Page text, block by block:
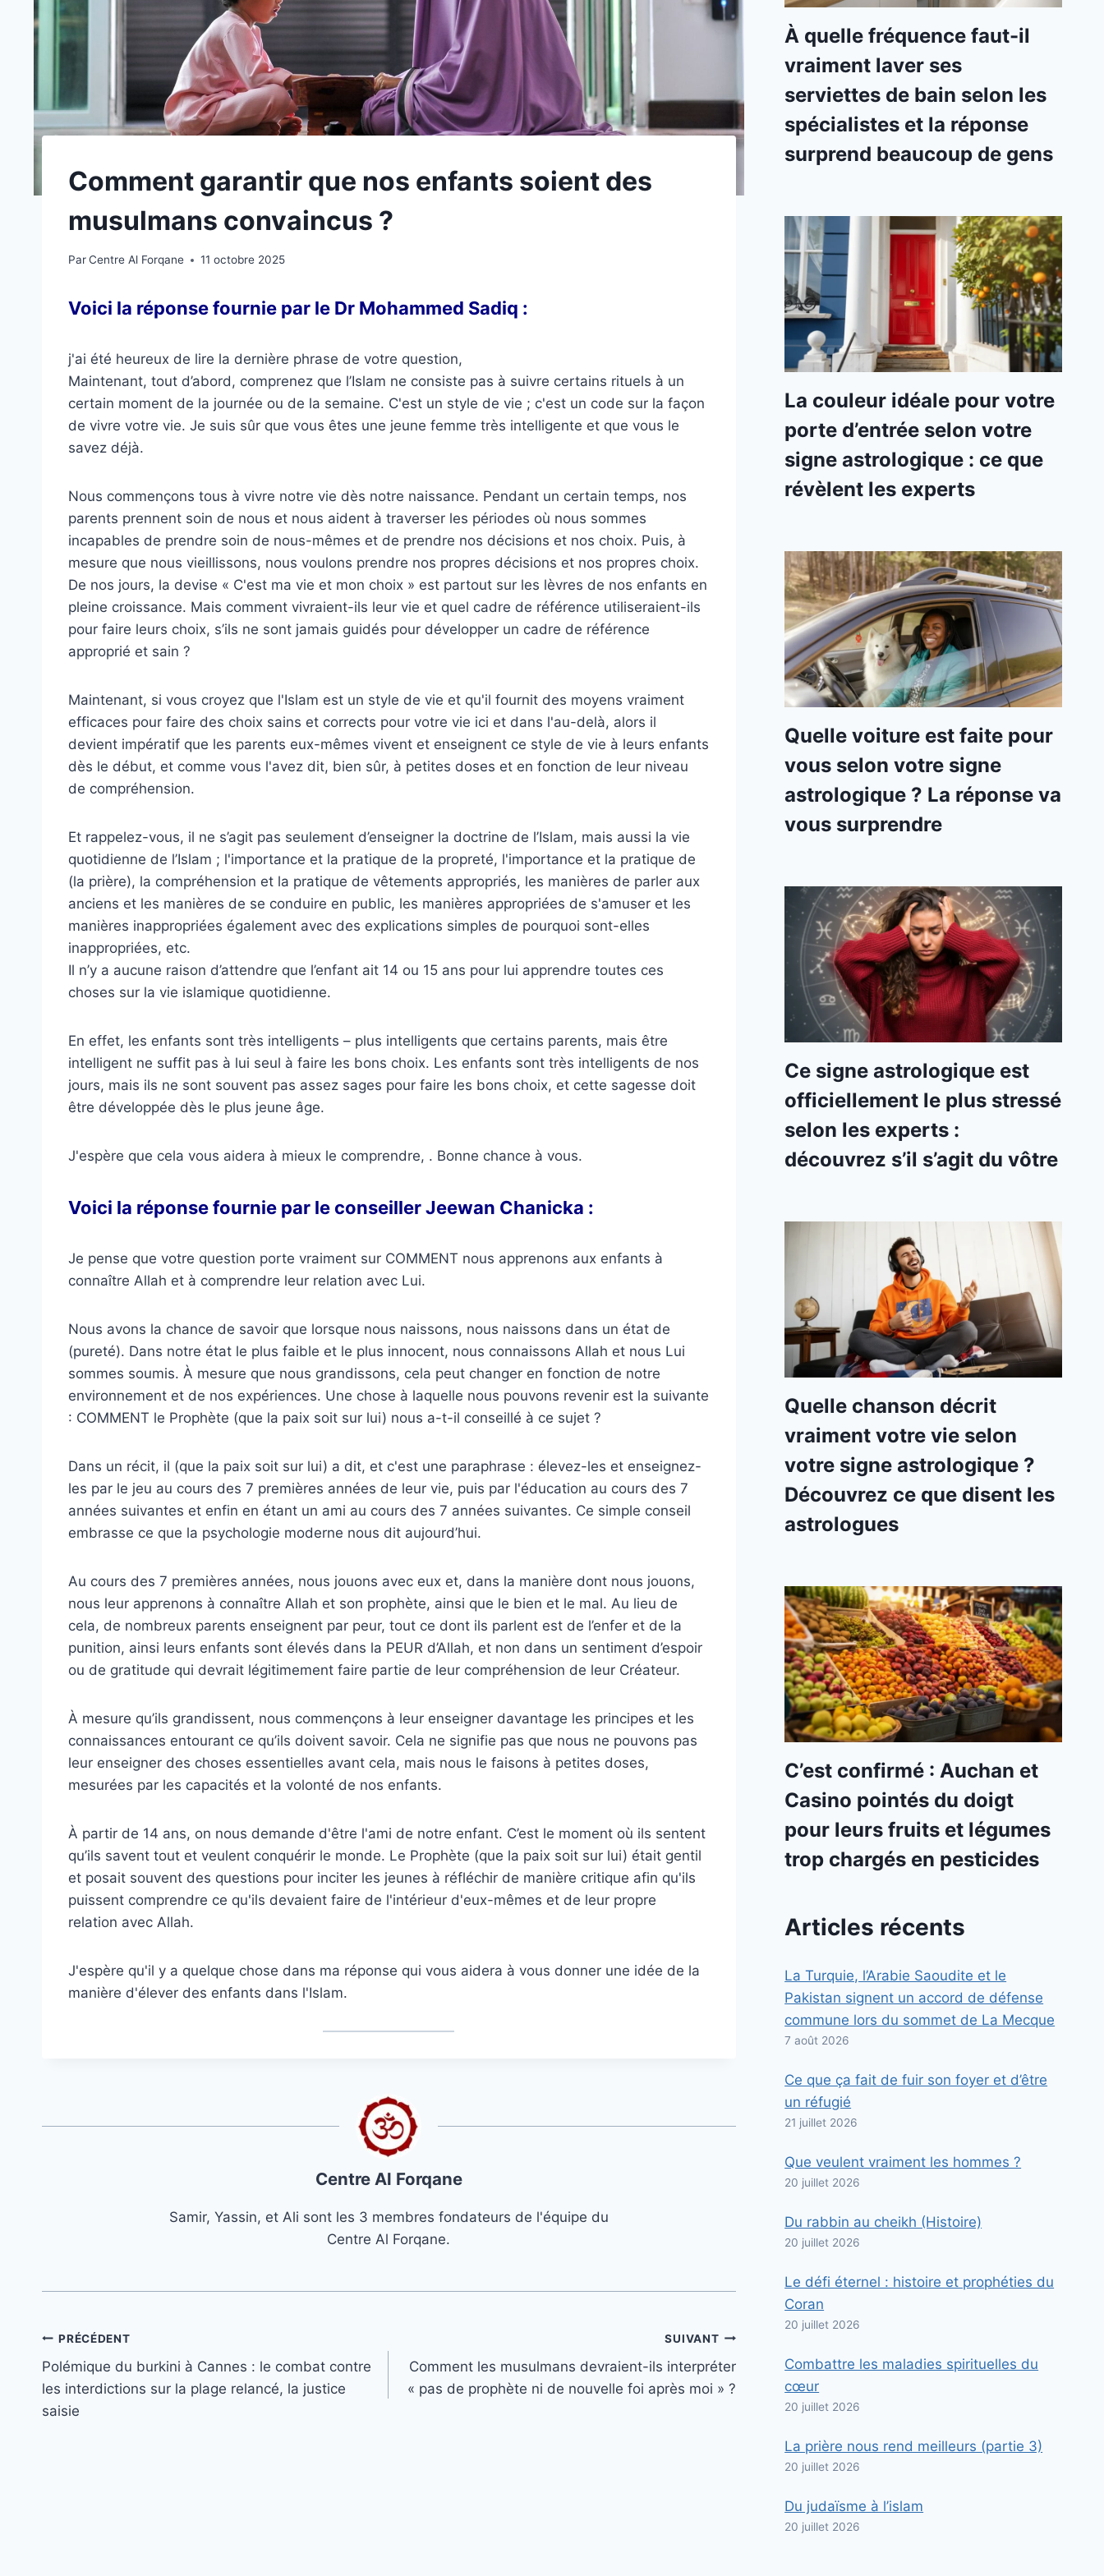
Comment garantir que nos enfants soient des
musulmans convaincus ?
ParCentre Al Forqane 11 octobre 2025
Voici la réponse fournie par le Dr Mohammed Sadiq :
j'ai été heureux de lire la dernière phrase de votre question,
Maintenant, tout d’abord, comprenez que l’Islam ne consiste pas à suivre certains rituels à un
certain moment de la journée ou de la semaine. C'est un style de vie ; c'est un code sur la façon
de vivre votre vie. Je suis sûr que vous êtes une jeune femme très intelligente et que vous le
savez déjà.
Nous commençons tous à vivre notre vie dès notre naissance. Pendant un certain temps, nos
parents prennent soin de nous et nous aident à traverser les périodes où nous sommes
incapables de prendre soin de nous-mêmes et de prendre nos décisions et nos choix. Puis, à
mesure que nous vieillissons, nous voulons prendre nos propres décisions et nos propres choix.
De nos jours, la devise « C'est ma vie et mon choix » est partout sur les lèvres de nos enfants en
pleine croissance. Mais comment vivraient-ils leur vie et quel cadre de référence utiliseraient-ils
pour faire leurs choix, s’ils ne sont jamais guidés pour développer un cadre de référence
approprié et sain ?
Maintenant, si vous croyez que l'Islam est un style de vie et qu'il fournit des moyens vraiment
efficaces pour faire des choix sains et corrects pour votre vie ici et dans l'au-delà, alors il
devient impératif que les parents eux-mêmes vivent et enseignent ce style de vie à leurs enfants
dès le début, et comme vous l'avez dit, bien sûr, à petites doses et en fonction de leur niveau
de compréhension.
Et rappelez-vous, il ne s’agit pas seulement d’enseigner la doctrine de l’Islam, mais aussi la vie
quotidienne de l’Islam ; l'importance et la pratique de la propreté, l'importance et la pratique de
(la prière), la compréhension et la pratique de vêtements appropriés, les manières de parler aux
anciens et les manières de se conduire en public, les manières appropriées de s'amuser et les
manières inappropriées également avec des explications simples de pourquoi sont-elles
inappropriées, etc.
Il n’y a aucune raison d’attendre que l’enfant ait 14 ou 15 ans pour lui apprendre toutes ces
choses sur la vie islamique quotidienne.
En effet, les enfants sont très intelligents – plus intelligents que certains parents, mais être
intelligent ne suffit pas à lui seul à faire les bons choix. Les enfants sont très intelligents de nos
jours, mais ils ne sont souvent pas assez sages pour faire les bons choix, et cette sagesse doit
être développée dès le plus jeune âge.
J'espère que cela vous aidera à mieux le comprendre, . Bonne chance à vous.
Voici la réponse fournie par le conseiller Jeewan Chanicka :
Je pense que votre question porte vraiment sur COMMENT nous apprenons aux enfants à
connaître Allah et à comprendre leur relation avec Lui.
Nous avons la chance de savoir que lorsque nous naissons, nous naissons dans un état de
(pureté). Dans notre état le plus faible et le plus innocent, nous connaissons Allah et nous Lui
sommes soumis. À mesure que nous grandissons, cela peut changer en fonction de notre
environnement et de nos expériences. Une chose à laquelle nous pouvons revenir est la suivante
: COMMENT le Prophète (que la paix soit sur lui) nous a-t-il conseillé à ce sujet ?
Dans un récit, il (que la paix soit sur lui) a dit, et c'est une paraphrase : élevez-les et enseignez-
les par le jeu au cours des 7 premières années de leur vie, puis par l'éducation au cours des 7
années suivantes et enfin en étant un ami au cours des 7 années suivantes. Ce simple conseil
embrasse ce que la psychologie moderne nous dit aujourd’hui.
Au cours des 7 premières années, nous jouons avec eux et, dans la manière dont nous jouons,
nous leur apprenons à connaître Allah et son prophète, ainsi que le bien et le mal. Au lieu de
cela, de nombreux parents enseignent par peur, tout ce dont ils parlent est de l’enfer et de la
punition, ainsi leurs enfants sont élevés dans la PEUR d’Allah, et non dans un sentiment d’espoir
ou de gratitude qui devrait légitimement faire partie de leur compréhension de leur Créateur.
À mesure qu’ils grandissent, nous commençons à leur enseigner davantage les principes et les
connaissances entourant ce qu’ils doivent savoir. Cela ne signifie pas que nous ne pouvons pas
leur enseigner des choses essentielles avant cela, mais nous le faisons à petites doses,
mesurées par les capacités et la volonté de nos enfants.
À partir de 14 ans, on nous demande d'être l'ami de notre enfant. C’est le moment où ils sentent
qu’ils savent tout et veulent conquérir le monde. Le Prophète (que la paix soit sur lui) était gentil
et posait souvent des questions pour inciter les jeunes à réfléchir de manière critique afin qu'ils
puissent comprendre ce qu'ils devaient faire de l'intérieur d'eux-mêmes et de leur propre
relation avec Allah.
J'espère qu'il y a quelque chose dans ma réponse qui vous aidera à vous donner une idée de la
manière d'élever des enfants dans l'Islam.
Centre Al Forqane
Samir, Yassin, et Ali sont les 3 membres fondateurs de l'équipe du
Centre Al Forqane.
Navigation
de
l’article
PRÉCÉDENT
Polémique du burkini à Cannes : le combat contre
les interdictions sur la plage relancé, la justice
saisie
SUIVANT
Comment les musulmans devraient-ils interpréter
« pas de prophète ni de nouvelle foi après moi » ?
À quelle fréquence faut-il
vraiment laver ses
serviettes de bain selon les
spécialistes et la réponse
surprend beaucoup de gens
La couleur idéale pour votre
porte d’entrée selon votre
signe astrologique : ce que
révèlent les experts
Quelle voiture est faite pour
vous selon votre signe
astrologique ? La réponse va
vous surprendre
Ce signe astrologique est
officiellement le plus stressé
selon les experts :
découvrez s’il s’agit du vôtre
Quelle chanson décrit
vraiment votre vie selon
votre signe astrologique ?
Découvrez ce que disent les
astrologues
C’est confirmé : Auchan et
Casino pointés du doigt
pour leurs fruits et légumes
trop chargés en pesticides
Articles récents
La Turquie, l’Arabie Saoudite et le
Pakistan signent un accord de défense
commune lors du sommet de La Mecque
7 août 2026
Ce que ça fait de fuir son foyer et d’être
un réfugié
21 juillet 2026
Que veulent vraiment les hommes ?
20 juillet 2026
Du rabbin au cheikh (Histoire)
20 juillet 2026
Le défi éternel : histoire et prophéties du
Coran
20 juillet 2026
Combattre les maladies spirituelles du
cœur
20 juillet 2026
La prière nous rend meilleurs (partie 3)
20 juillet 2026
Du judaïsme à l’islam
20 juillet 2026